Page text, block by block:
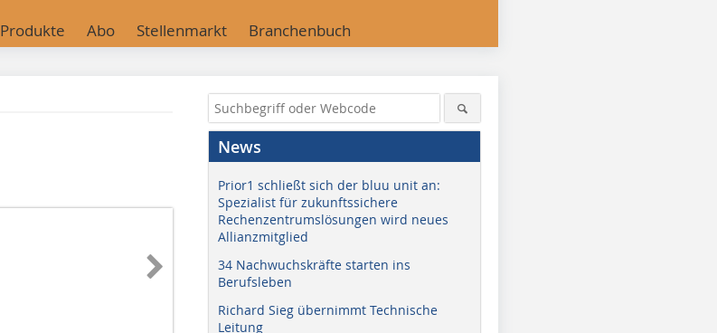
Produkte Abo Stellenmarkt Branchenbuch
News
Prior1 schließt sich der bluu unit an:
Spezialist für zukunftssichere
Rechenzentrumslösungen wird neues
Allianzmitglied
34 Nachwuchskräfte starten ins
Berufsleben
Richard Sieg übernimmt Technische
Leitung